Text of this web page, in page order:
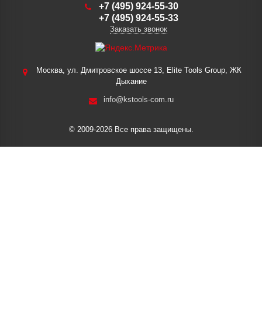
+7 (495) 924-55-30
+7 (495) 924-55-33
Заказать звонок
Москва, ул. Дмитровское шоссе 13, Elite Tools Group, ЖК
Дыхание
info@kstools-com.ru
© 2009-2026 Все права защищены.